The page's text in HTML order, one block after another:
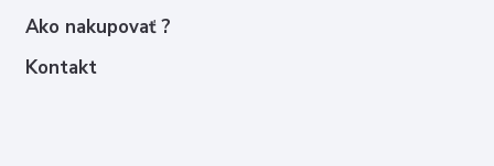
Ako nakupovať ?
Kontakt